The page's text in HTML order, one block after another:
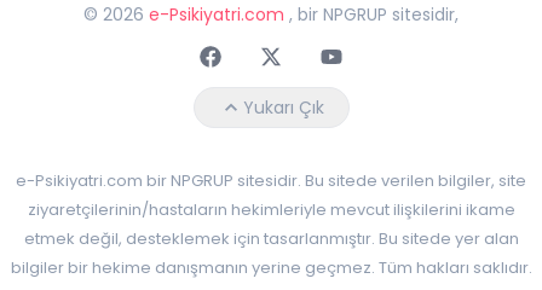
© 2026 e-Psikiyatri.com , bir NPGRUP sitesidir,
FaceebokTwitterYoutube
Yukarı Çık
e-Psikiyatri.com bir NPGRUP sitesidir. Bu sitede verilen bilgiler, site
ziyaretçilerinin/hastaların hekimleriyle mevcut ilişkilerini ikame
etmek değil, desteklemek için tasarlanmıştır. Bu sitede yer alan
bilgiler bir hekime danışmanın yerine geçmez. Tüm hakları saklıdır.